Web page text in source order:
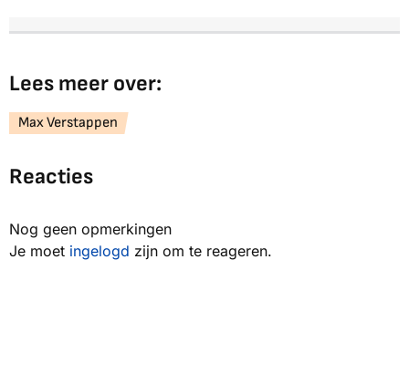
Lees meer over:
Max Verstappen
Reacties
Nog geen opmerkingen
Je moet ingelogd zijn om te reageren.